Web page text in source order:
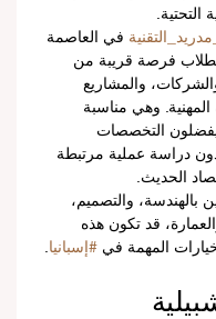
التحتية.
في العاصمة
فرصة قريبة من
والمشاريع
المهنية. وهي مناسبة
التخصصات
دراسة عملية مرتبطة
الحديث.
بالهندسة، والتصميم،
قد تكون هذه
المهمة في #إسبانيا